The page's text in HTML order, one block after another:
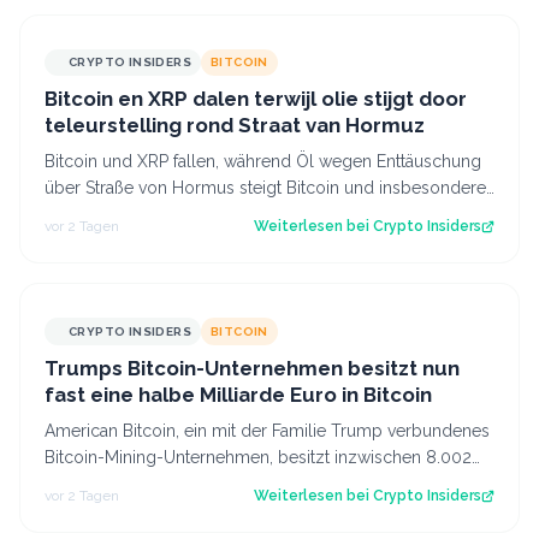
CRYPTO INSIDERS BITCOIN
Bitcoin en XRP dalen terwijl olie stijgt door
teleurstelling rond Straat van Hormuz
Bitcoin und XRP fallen, während Öl wegen Enttäuschung
über Straße von Hormus steigt Bitcoin und insbesondere
Altcoins wie XRP und Solana hab…
vor 2 Tagen Weiterlesen bei Crypto Insiders
CRYPTO INSIDERS BITCOIN
Trumps Bitcoin-Unternehmen besitzt nun
fast eine halbe Milliarde Euro in Bitcoin
American Bitcoin, ein mit der Familie Trump verbundenes
Bitcoin-Mining-Unternehmen, besitzt inzwischen 8.002
vor 2 Tagen Weiterlesen bei Crypto Insiders